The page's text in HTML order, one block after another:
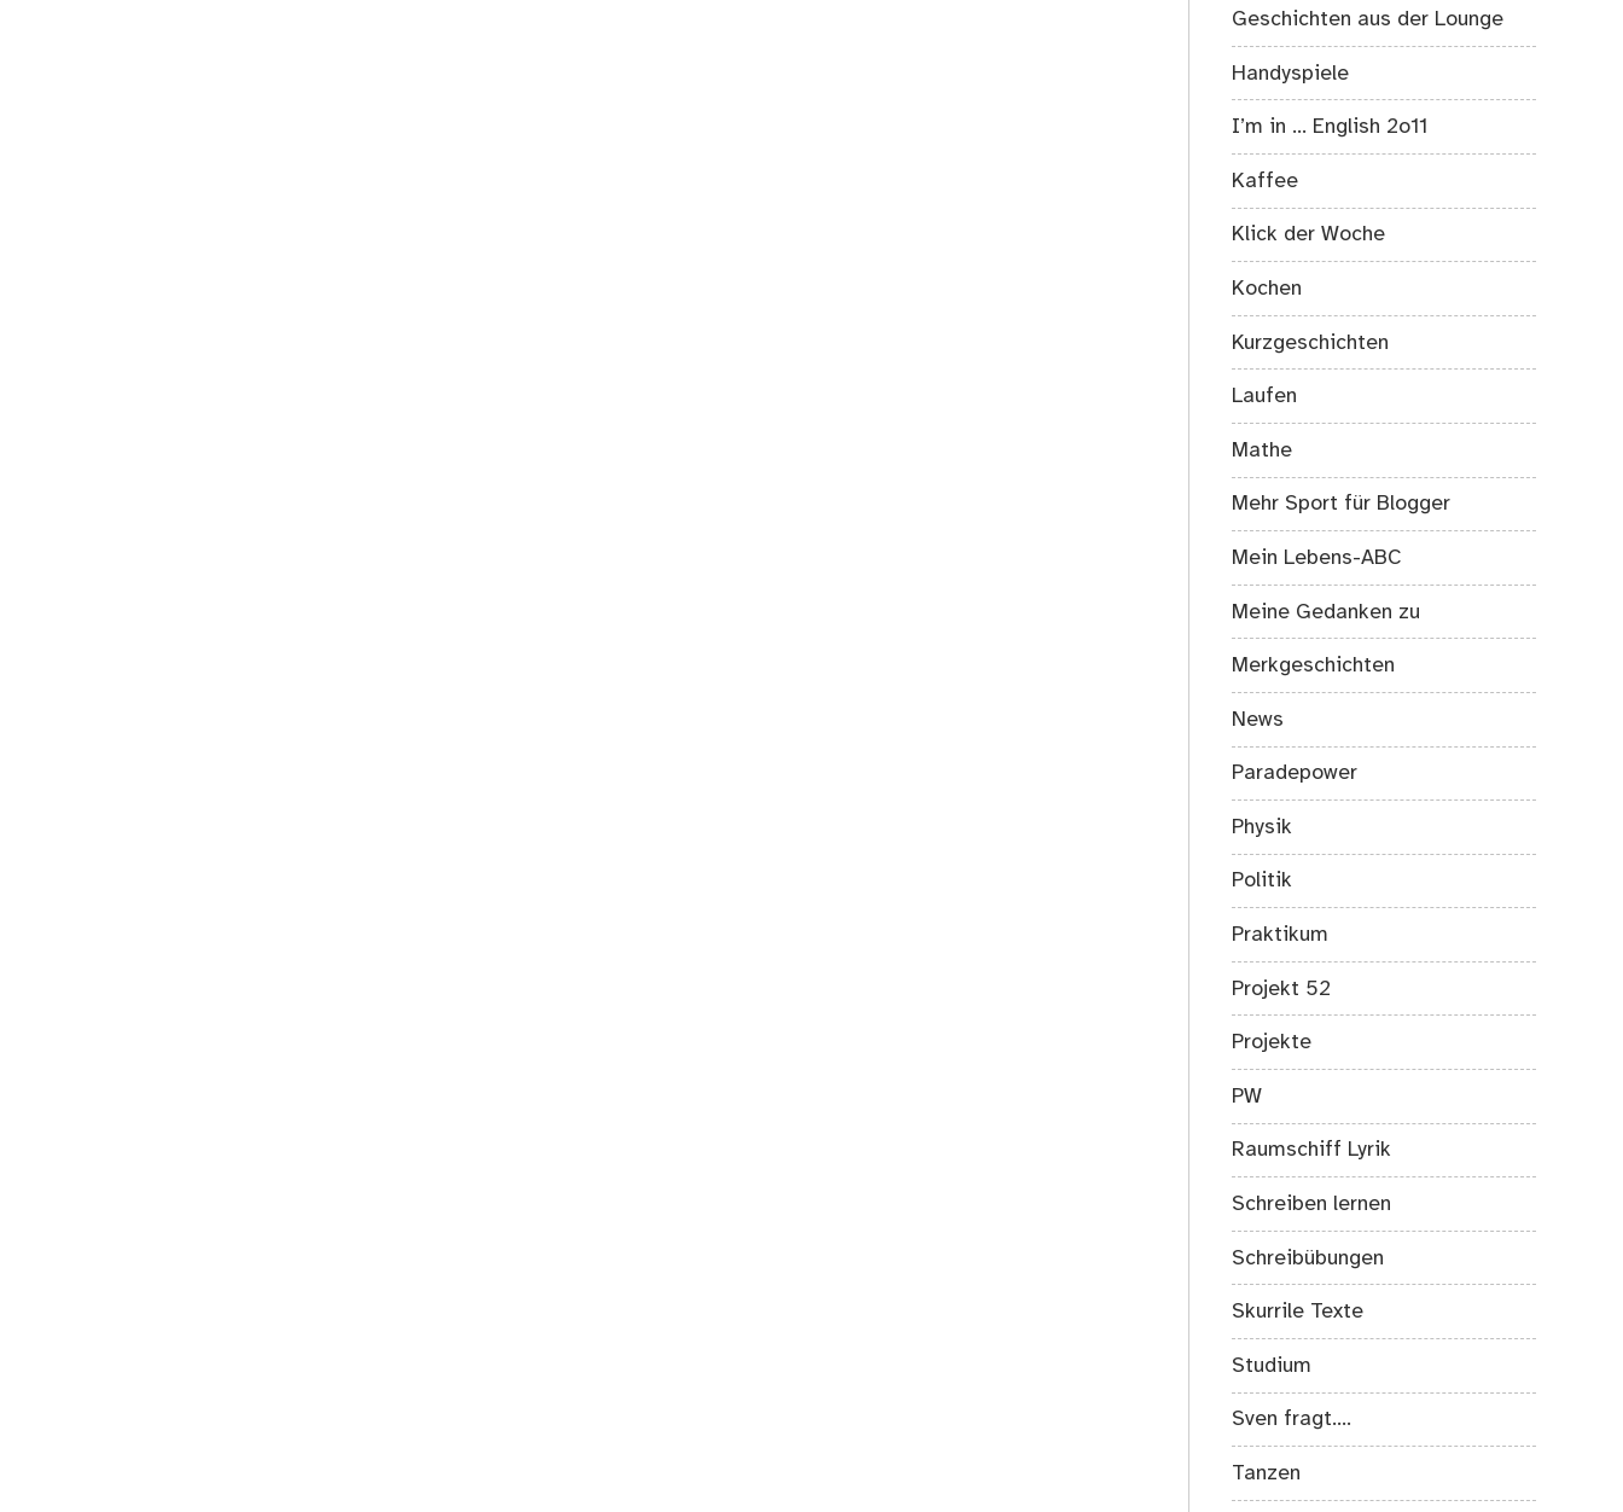
Geschichten aus der Lounge
Handyspiele
I’m in … English 2o11
Kaffee
Klick der Woche
Kochen
Kurzgeschichten
Laufen
Mathe
Mehr Sport für Blogger
Mein Lebens-ABC
Meine Gedanken zu
Merkgeschichten
News
Paradepower
Physik
Politik
Praktikum
Projekt 52
Projekte
PW
Raumschiff Lyrik
Schreiben lernen
Schreibübungen
Skurrile Texte
Studium
Sven fragt….
Tanzen